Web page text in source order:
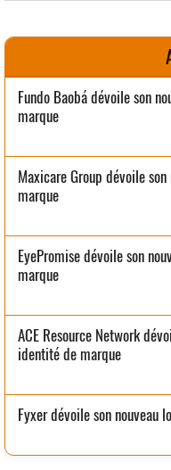
Fundo Baobá dévoile son
marque
Maxicare Group dévoile
marque
EyePromise dévoile son
marque
ACE Resource Network
identité de marque
Fyxer dévoile son nouveau